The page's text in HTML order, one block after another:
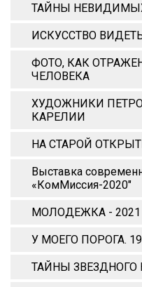
ТАЙНЫ
ИСКУССТВО
ФОТО, КАК
ЧЕЛОВЕКА
ХУДОЖНИКИ
КАРЕЛИИ
НА СТАРОЙ
Выставка
«КомМиссия-2020"
МОЛОДЕЖКА - 2021
У МОЕГО ПОРОГА.
ТАЙНЫ ЗВЕЗДНОГО